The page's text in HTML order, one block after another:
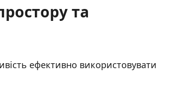
та
ефективно використовувати